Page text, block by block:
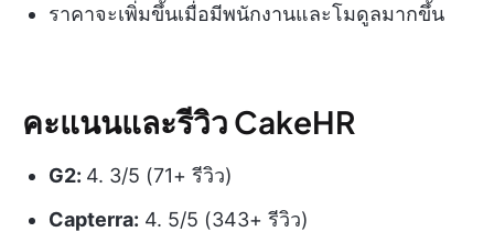
ราคาจะเพิ่มขึ้นเมื่อมีพนักงานและโมดูลมากขึ้น
คะแนนและรีวิว CakeHR
G2: 4. 3/5 (71+ รีวิว)
Capterra: 4. 5/5 (343+ รีวิว)